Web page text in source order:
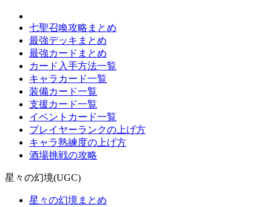
七聖召喚攻略まとめ
最強デッキまとめ
最強カードまとめ
カード入手方法一覧
キャラカード一覧
装備カード一覧
支援カード一覧
イベントカード一覧
プレイヤーランクの上げ方
キャラ熟練度の上げ方
酒場挑戦の攻略
星々の幻境(UGC)
星々の幻境まとめ